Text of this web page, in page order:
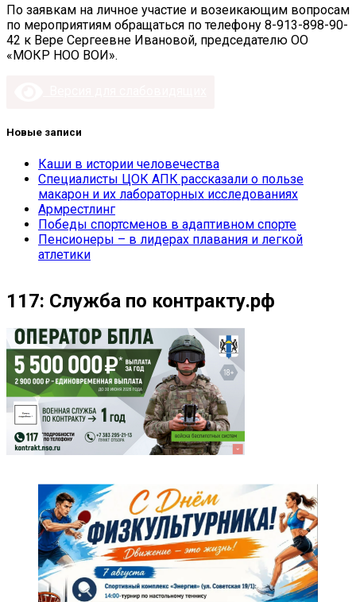
По заявкам на личное участие и возеикающим вопросам
по мероприятиям обращаться по телефону 8-913-898-90-
42 к Вере Сергеевне Ивановой, председателю ОО
«МОКР НОО ВОИ».
Новые записи
Каши в истории человечества
Специалисты ЦОК АПК рассказали о пользе
макарон и их лабораторных исследованиях
Армрестлинг
Победы спортсменов в адаптивном спорте
Пенсионеры – в лидерах плавания и легкой
атлетики
117: Служба по контракту.рф